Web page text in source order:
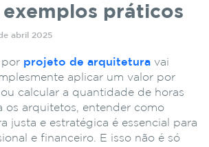
práticos
abril 2025
por projeto de arquitetura vai
aplicar um valor por
calcular a quantidade de horas
os arquitetos, entender como
justa e estratégica é essencial para
e financeiro. E isso não é só